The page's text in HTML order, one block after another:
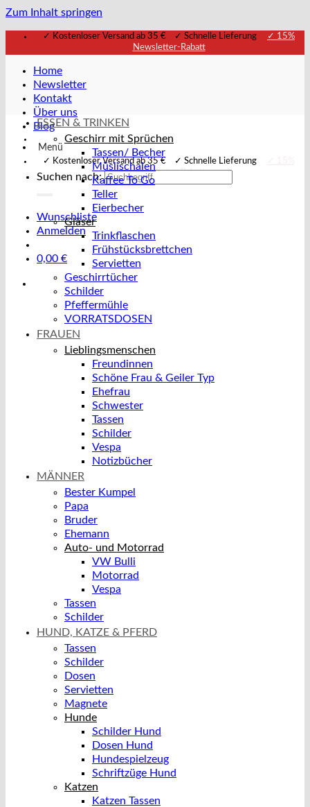
Zum Inhalt springen
✓ Kostenloser Versand ab 35 € ✓ Schnelle Lieferung
✓ 15%
Newsletter-Rabatt
Home
Newsletter
Kontakt
Über uns
Blog
✓ Kostenloser Versand ab 35 € ✓ Schnelle Lieferung
Newsletter-Rabatt
Menü
Suchen nach:
Wunschliste
Anmelden
0,00 €
ESSEN & TRINKEN
Geschirr mit Sprüchen
Tassen/ Becher
Müslischalen
Kaffee To Go
Teller
Eierbecher
Gläser
Trinkflaschen
Frühstücksbrettchen
Servietten
Geschirrtücher
Schilder
Pfeffermühle
VORRATSDOSEN
FRAUEN
Lieblingsmenschen
Freundinnen
Schöne Frau & Geiler Typ
Ehefrau
Schwester
Tassen
Schilder
Vespa
Notizbücher
MÄNNER
Bester Kumpel
Papa
Bruder
Ehemann
Auto- und Motorrad
VW Bulli
Motorrad
Vespa
Tassen
Schilder
HUND, KATZE & PFERD
Tassen
Schilder
Dosen
Servietten
Magnete
Hunde
Schilder Hund
Dosen Hund
Hundespielzeug
Schriftzüge Hund
Katzen
Katzen Tassen